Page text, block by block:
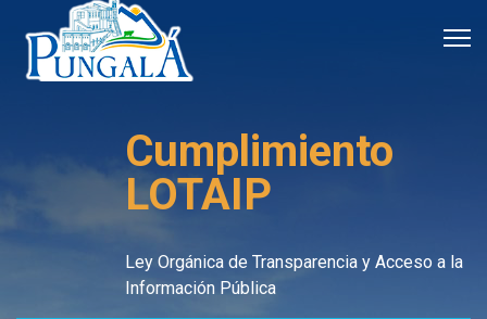
Cumplimiento
LOTAIP
Ley Orgánica de Transparencia y Acceso a la
Información Pública